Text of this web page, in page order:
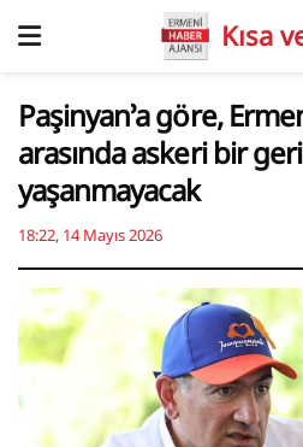
Kısa
Paşinyan’a göre,
arasında askeri bir
yaşanmayacak
18:22, 14 Mayıs 2026